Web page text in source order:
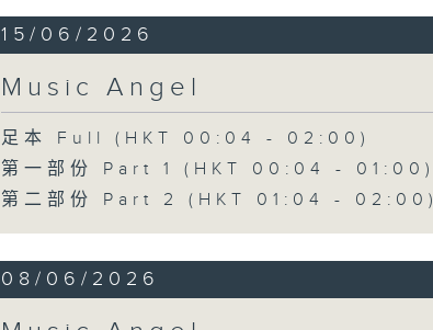
15/06/2026
Music Angel
足本 Full (HKT 00:04 - 02:00)
第一部份 Part 1 (HKT 00:04 - 01:00)
第二部份 Part 2 (HKT 01:04 - 02:00)
08/06/2026